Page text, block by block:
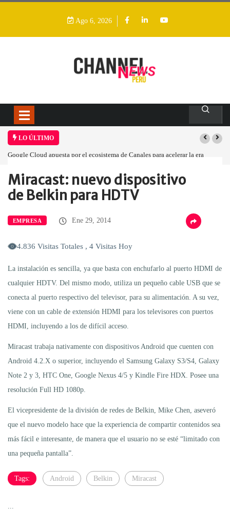
Ago 6, 2026
LO ÚLTIMO
Google Cloud apuesta por el ecosistema de Canales para acelerar la era
Home
Empresa Miracast: nuevo dispositivo…
Miracast: nuevo dispositivo
de Belkin para HDTV
EMPRESA Ene 29, 2014
4.836 Visitas Totales , 4 Visitas Hoy
La instalación es sencilla, ya que basta con enchufarlo al puerto HDMI de
cualquier HDTV. Del mismo modo, utiliza un pequeño cable USB que se
conecta al puerto respectivo del televisor, para su alimentación. A su vez,
viene con un cable de extensión HDMI para los televisores con puertos
HDMI, incluyendo a los de difícil acceso.
Miracast trabaja nativamente con dispositivos Android que cuenten con
Android 4.2.X o superior, incluyendo el Samsung Galaxy S3/S4, Galaxy
Note 2 y 3, HTC One, Google Nexus 4/5 y Kindle Fire HDX. Posee una
resolución Full HD 1080p.
El vicepresidente de la división de redes de Belkin, Mike Chen, aseveró
que el nuevo modelo hace que la experiencia de compartir contenidos sea
más fácil e interesante, de manera que el usuario no se esté “limitado con
una pequeña pantalla”.
Tags: Android Belkin Miracast